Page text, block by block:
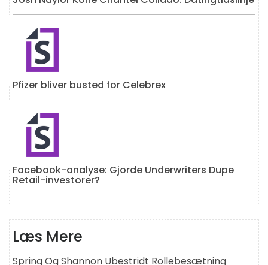
Pfizer bliver busted for Celebrex
Facebook-analyse: Gjorde Underwriters Dupe
Retail-investorer?
Læs Mere
Spring Og Shannon Ubestridt Rollebesætning